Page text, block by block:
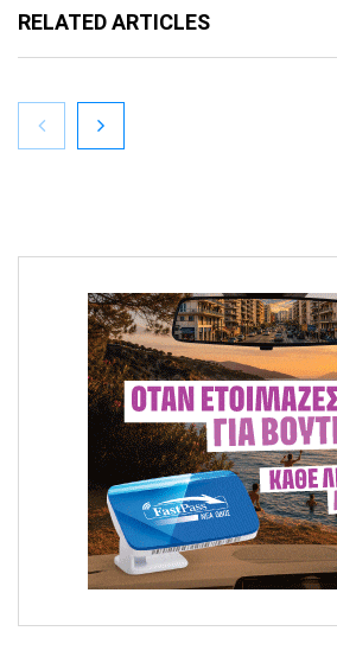
RELATED ARTICLES
Μεγάλη φωτιά στο Κομπότι Άρτας